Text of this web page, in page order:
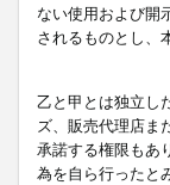
ない使用および開
されるものとし、
乙と甲とは独立し
ズ、販売代理店ま
承諾する権限もあ
為を自ら行ったと